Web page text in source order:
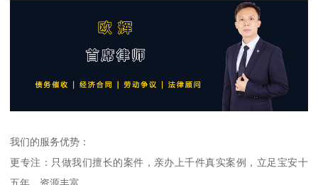
我们的服务优势：
更专注：只做我们擅长的案件，亲办上千件真实案例，立足宝安十